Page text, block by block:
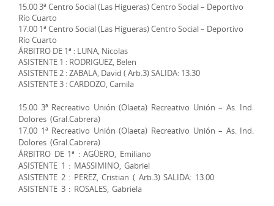
15.00 3ª Centro Social (Las Higueras) Centro Social – Deportivo
Río Cuarto
17.00 1ª Centro Social (Las Higueras) Centro Social – Deportivo
Río Cuarto
ÁRBITRO DE 1ª : LUNA, Nicolas
ASISTENTE 1 : RODRIGUEZ, Belen
ASISTENTE 2 : ZABALA, David ( Arb.3) SALIDA: 13.30
ASISTENTE 3 : CARDOZO, Camila
15.00 3ª Recreativo Unión (Olaeta) Recreativo Unión – As. Ind.
Dolores (Gral.Cabrera)
17.00 1ª Recreativo Unión (Olaeta) Recreativo Unión – As. Ind.
Dolores (Gral.Cabrera)
ÁRBITRO DE 1ª : AGÜERO, Emiliano
ASISTENTE 1 : MASSIMINO, Gabriel
ASISTENTE 2 : PEREZ, Cristian ( Arb.3) SALIDA: 13.00
ASISTENTE 3 : ROSALES, Gabriela